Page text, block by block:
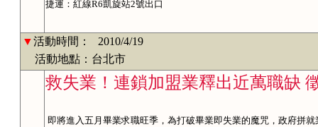
捷運：紅線R6凱旋站2號出口
▼活動時間：
2010/4/19
活動地點：台北市
救失業！連鎖加盟業釋出近萬職缺
即將進入五月畢業求職旺季，為打破畢業即失業的魔咒，政府拼